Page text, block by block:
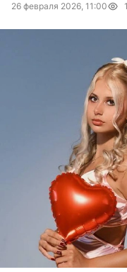
26 февраля 2026, 11:00